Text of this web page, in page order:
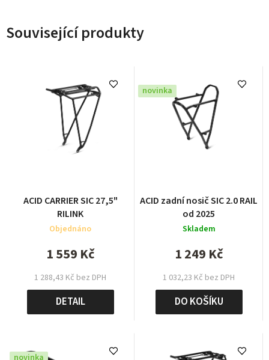
Související produkty
ACID CARRIER SIC 27,5"
RILINK
Objednáno
1 288,43 Kč bez DPH
1 559 Kč
DETAIL
novinka
ACID zadní nosič SIC 2.0 RAIL
od 2025
Skladem
1 032,23 Kč bez DPH
1 249 Kč
DO KOŠÍKU
novinka